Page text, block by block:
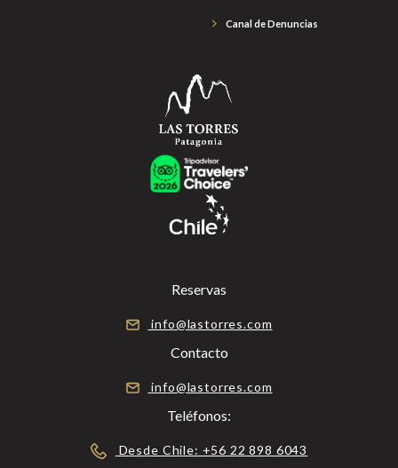
Canal de Denuncias
Reservas
info@lastorres.com
Contacto
info@lastorres.com
Teléfonos:
Desde Chile: +56 22 898 6043